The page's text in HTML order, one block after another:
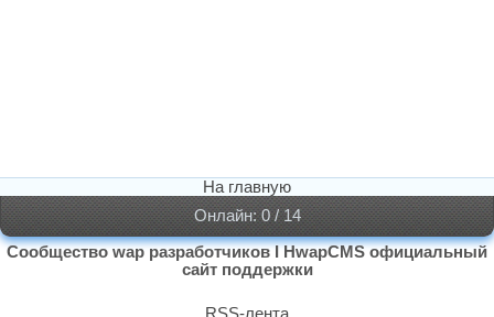
На главную
Онлайн: 0 / 14
Сообщество wap разработчиков I HwapCMS официальный
сайт поддержки